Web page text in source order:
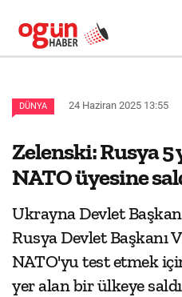
DÜNYA 24 Haziran 2025 13:55
Zelenski: Rusya 5
NATO üyesine
Ukrayna Devlet
Rusya Devlet
NATO'yu test etmek
yer alan bir ülkeye